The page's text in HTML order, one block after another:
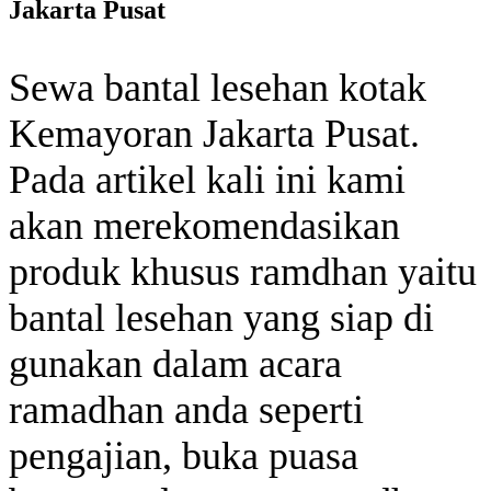
Jakarta Pusat
Sewa bantal lesehan kotak
Kemayoran Jakarta Pusat.
Pada artikel kali ini kami
akan merekomendasikan
produk khusus ramdhan yaitu
bantal lesehan yang siap di
gunakan dalam acara
ramadhan anda seperti
pengajian, buka puasa